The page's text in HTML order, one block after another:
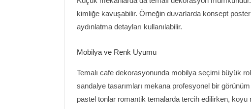
kimliğe kavuşabilir. Örneğin duvarlarda konsept
aydınlatma detayları kullanılabilir.
Mobilya ve Renk Uyumu
Temalı cafe dekorasyonunda mobilya seçimi büyük
sandalye tasarımları mekana profesyonel bir
pastel tonlar romantik temalarda tercih edilirken,